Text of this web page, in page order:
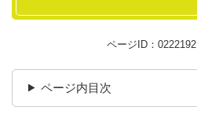
ページID：0222192
ページ内目次